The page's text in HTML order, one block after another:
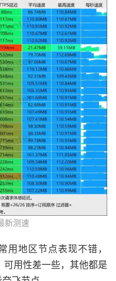
新测速
地区节点表现不错，
用性差一些，其他都是